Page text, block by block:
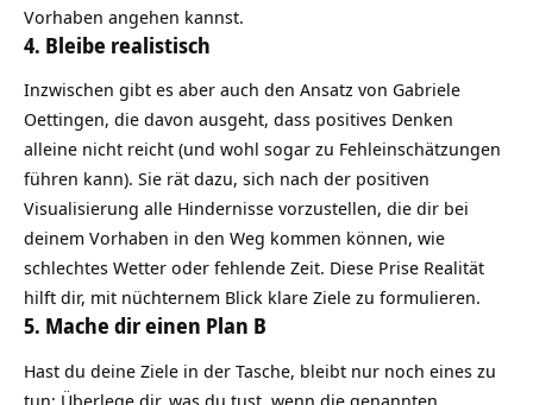
Vorhaben angehen kannst.
4. Bleibe realistisch
Inzwischen gibt es aber auch den Ansatz von Gabriele
Oettingen, die davon ausgeht, dass positives Denken
alleine nicht reicht (und wohl sogar zu Fehleinschätzungen
führen kann). Sie rät dazu, sich nach der positiven
Visualisierung alle Hindernisse vorzustellen, die dir bei
deinem Vorhaben in den Weg kommen können, wie
schlechtes Wetter oder fehlende Zeit. Diese Prise Realität
hilft dir, mit nüchternem Blick klare Ziele zu formulieren.
5. Mache dir einen Plan B
Hast du deine Ziele in der Tasche, bleibt nur noch eines zu
tun: Überlege dir, was du tust, wenn die genannten